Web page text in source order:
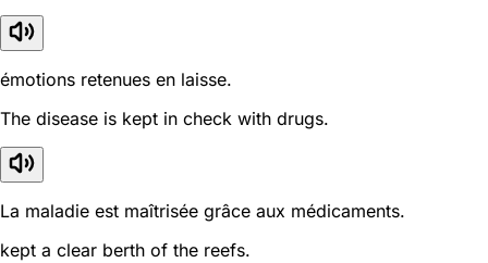
émotions retenues en laisse.
The disease is kept in check with drugs.
La maladie est maîtrisée grâce aux médicaments.
kept a clear berth of the reefs.